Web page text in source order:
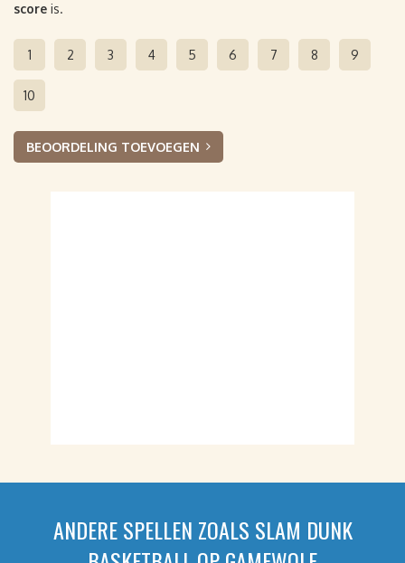
score is.
1 2 3 4 5 6 7 8 9
10
BEOORDELING TOEVOEGEN
ANDERE SPELLEN ZOALS SLAM DUNK